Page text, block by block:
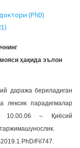
(PhD)
ҳақида эълон
даража бериладиган
лексик парадигмалар
10.00.06 – Қиёсий
Fil747.